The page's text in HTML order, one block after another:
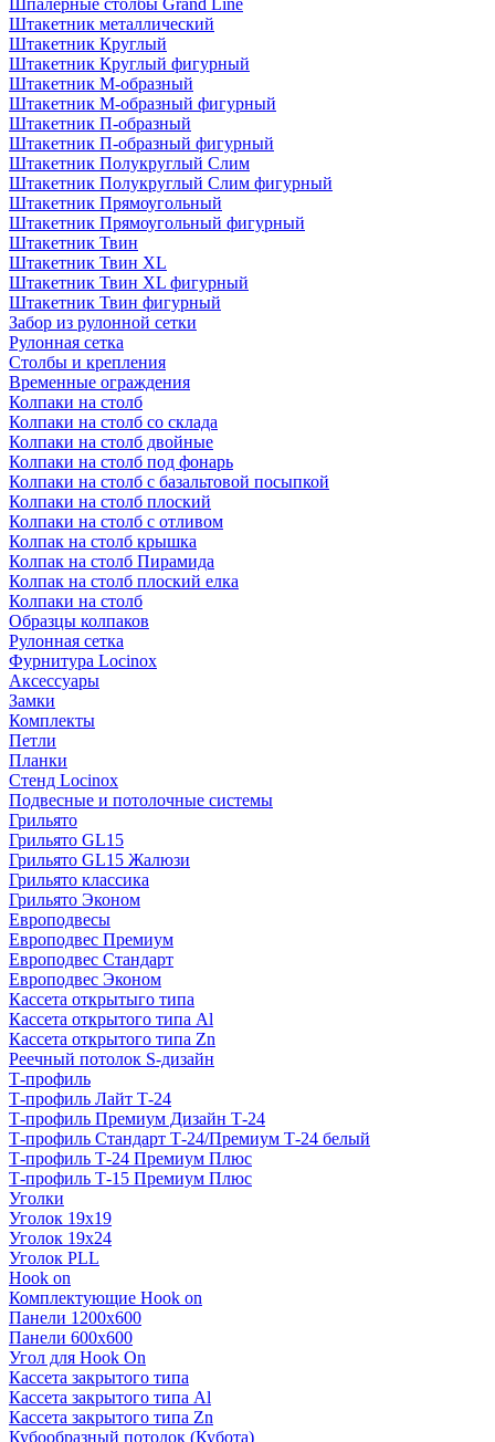
Шпалерные столбы Grand Line
Штакетник металлический
Штакетник Круглый
Штакетник Круглый фигурный
Штакетник М-образный
Штакетник М-образный фигурный
Штакетник П-образный
Штакетник П-образный фигурный
Штакетник Полукруглый Слим
Штакетник Полукруглый Слим фигурный
Штакетник Прямоугольный
Штакетник Прямоугольный фигурный
Штакетник Твин
Штакетник Твин XL
Штакетник Твин XL фигурный
Штакетник Твин фигурный
Забор из рулонной сетки
Рулонная сетка
Столбы и крепления
Временные ограждения
Колпаки на столб
Колпаки на столб со склада
Колпаки на столб двoйные
Колпаки на столб под фонарь
Колпаки на столб с базальтовой посыпкой
Колпаки на столб плоский
Колпаки на столб с отливом
Колпак на столб крышка
Колпак на столб Пирамида
Колпак на столб плоский елка
Колпаки на столб
Образцы колпаков
Рулонная сетка
Фурнитура Locinox
Аксессуары
Замки
Комплекты
Петли
Планки
Стенд Locinox
Подвесные и потолочные системы
Грильято
Грильято GL15
Грильято GL15 Жалюзи
Грильято классика
Грильято Эконом
Европодвесы
Европодвес Премиум
Европодвес Стандарт
Европодвес Эконом
Кассета открытыго типа
Кассета открытого типа Al
Кассета открытого типа Zn
Реечный потолок S-дизайн
Т-профиль
Т-профиль Лайт Т-24
Т-профиль Премиум Дизайн Т-24
Т-профиль Стандарт Т-24/Премиум Т-24 белый
Т-профиль Т-24 Премиум Плюс
Т-профиль Т-15 Премиум Плюс
Уголки
Уголок 19х19
Уголок 19х24
Уголок PLL
Hook on
Комплектующие Hook on
Панели 1200х600
Панели 600х600
Угол для Hook On
Кассета закрытого типа
Кассета закрытого типа Al
Кассета закрытого типа Zn
Кубообразный потолок (Кубота)